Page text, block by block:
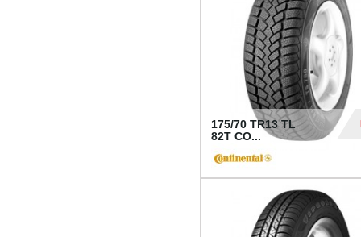
175/70 TR13 TL
82T CO...